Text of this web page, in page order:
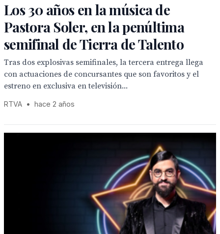
Los 30 años en la música de
Pastora Soler, en la penúltima
semifinal de Tierra de Talento
Tras dos explosivas semifinales, la tercera entrega llega
con actuaciones de concursantes que son favoritos y el
estreno en exclusiva en televisión...
RTVA • hace 2 años